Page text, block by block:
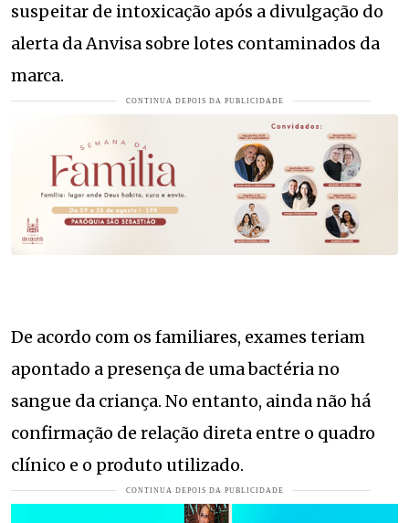
suspeitar de intoxicação após a divulgação do
alerta da Anvisa sobre lotes contaminados da
marca.
De acordo com os familiares, exames teriam
apontado a presença de uma bactéria no
sangue da criança. No entanto, ainda não há
confirmação de relação direta entre o quadro
clínico e o produto utilizado.